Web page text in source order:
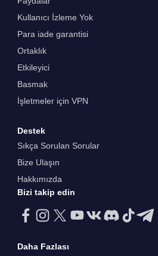
Kullanıcı İzleme Yok
Para iade garantisi
Ortaklık
Etkileyici
Basmak
İşletmeler için VPN
Destek
Sıkça Sorulan Sorular
Bize Ulaşın
Hakkımızda
Bizi takip edin
Daha Fazlası